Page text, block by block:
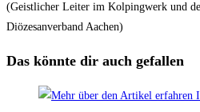
(Geistlicher Leiter im Kolpingwerk und
Diözesanverband Aachen)
Das könnte dir auch gefallen